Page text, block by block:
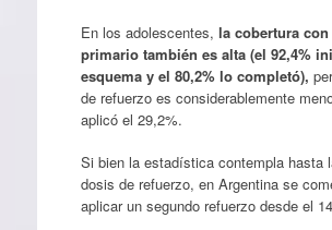
En los adolescentes, la cobertura con
primario también es alta (el 92,4%
esquema y el 80,2% lo completó),
de refuerzo es considerablemente
aplicó el 29,2%.
Si bien la estadística contempla hasta
dosis de refuerzo, en Argentina se
aplicar un segundo refuerzo desde el